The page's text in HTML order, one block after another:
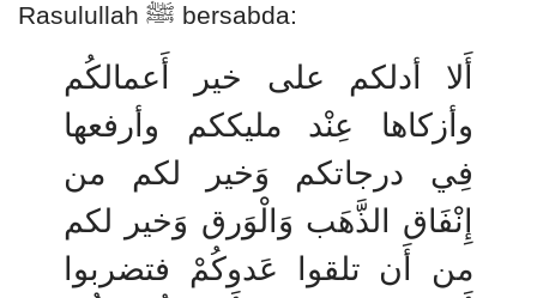
Rasulullah ﷺ bersabda:
أَلا أدلكم على خير أَعمالكُم
وأزكاها عِنْد مليككم وأرفعها
فِي درجاتكم وَخير لكم من
إِنْفَاق الذَّهَب وَالْوَرق وَخير لكم
من أَن تلقوا عَدوكُمْ فتضربوا